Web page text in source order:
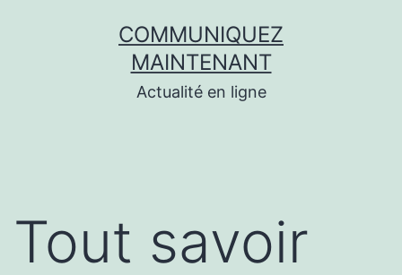
COMMUNIQUEZ
MAINTENANT
Actualité en ligne
Tout savoir